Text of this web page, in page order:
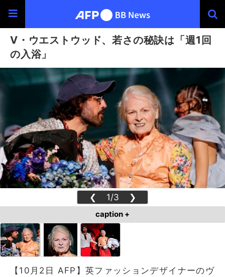
V・ウエストウッド、若さの秘訣は「週1回
の入浴」
❮ 1/3 ❯
caption +
【10月2日 AFP】英ファッションデザイナーのヴ